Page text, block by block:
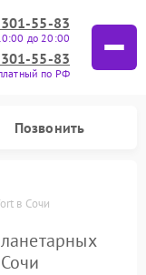
55-83
до 20:00
55-83
по РФ
Позвонить
в Сочи